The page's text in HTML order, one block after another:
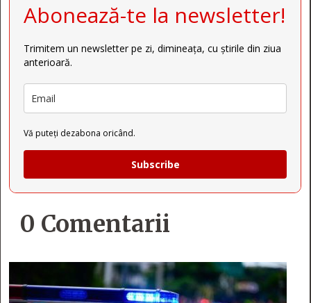
Abonează-te la newsletter!
Trimitem un newsletter pe zi, dimineața, cu știrile din ziua
anterioară.
Vă puteți dezabona oricând.
Subscribe
0 Comentarii